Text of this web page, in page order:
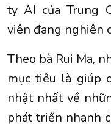
ty AI của Trung
viên đang nghiên
Theo bà Rui Ma,
mục tiêu là giúp
nhật nhất về
phát triển nhanh